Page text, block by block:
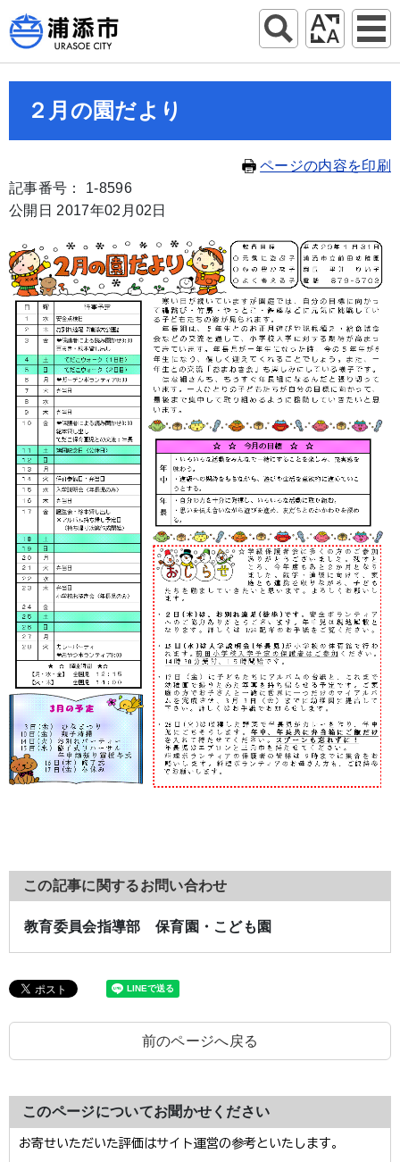
２月の園だより
ページの内容を印刷
記事番号： 1-8596
公開日 2017年02月02日
この記事に関するお問い合わせ
教育委員会指導部 保育園・こども園
前のページへ戻る
このページについてお聞かせください